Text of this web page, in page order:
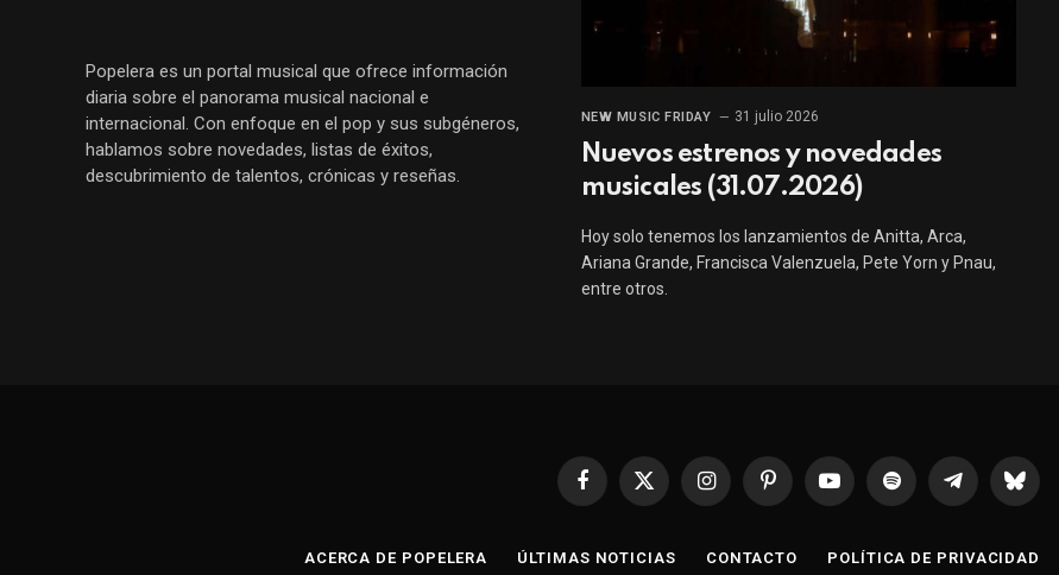
Popelera es un portal musical que ofrece información
diaria sobre el panorama musical nacional e
internacional. Con enfoque en el pop y sus subgéneros,
hablamos sobre novedades, listas de éxitos,
descubrimiento de talentos, crónicas y reseñas.
NEW MUSIC FRIDAY 31 julio 2026
Nuevos estrenos y novedades
musicales (31.07.2026)
Hoy solo tenemos los lanzamientos de Anitta, Arca,
Ariana Grande, Francisca Valenzuela, Pete Yorn y Pnau,
entre otros.
Facebook
X
InstagramPinterestYouTubeSpotify TelegramaBluesky
ACERCA DE POPELERA ÚLTIMAS NOTICIAS CONTACTO POLÍTICA DE PRIVACIDAD